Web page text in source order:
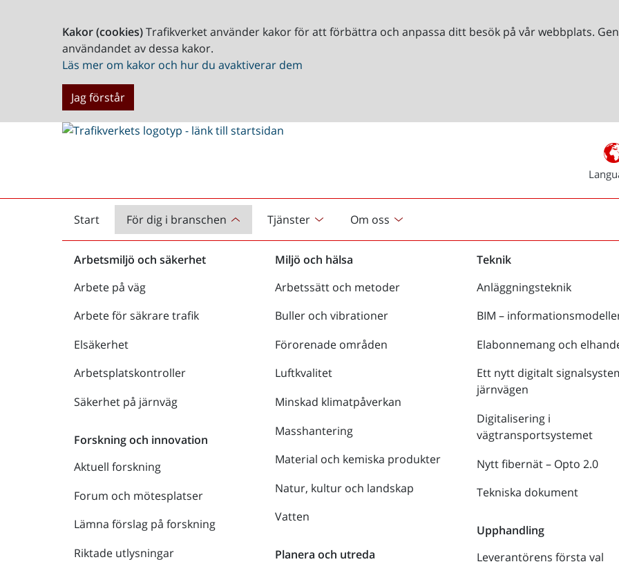
Kakor (cookies)Trafikverket använder kakor för att förbättra och anpassa ditt besök på vår webbplats.
användandet av dessa kakor.
Läs mer om kakor och hur du avaktiverar dem
Jag förstår
Start
Startsida För dig i branschen Tjänster Om oss
Arbetsmiljö och säkerhet
Arbete på väg
Arbete för säkrare trafik
Elsäkerhet
Arbetsplatskontroller
Säkerhet på järnväg
Forskning och innovation
Aktuell forskning
Forum och mötesplatser
Lämna förslag på forskning
Riktade utlysningar
Miljö och hälsa
Arbetssätt och metoder
Buller och vibrationer
Förorenade områden
Luftkvalitet
Minskad klimatpåverkan
Masshantering
Material och kemiska produkter
Natur, kultur och landskap
Vatten
Planera och utreda
Teknik
Anläggningsteknik
BIM –
Elabonnemang och
Ett nytt digitalt
järnvägen
Digitalisering i
vägtransportsystemet
Nytt fibernät – Opto 2.0
Tekniska dokument
Upphandling
Leverantörens första val